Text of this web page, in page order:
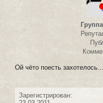
Группа
Ой чёто поесть захотелось...
Зарегистрирован: